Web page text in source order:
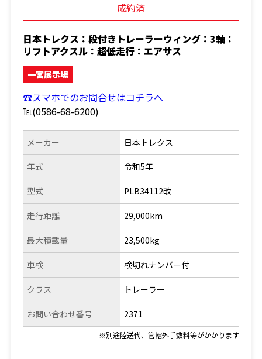
成約済
日本トレクス：段付きトレーラーウィング：3軸：
リフトアクスル：超低走行：エアサス
一宮展示場
☎スマホでのお問合せはコチラへ
℡(0586-68-6200)
メーカー
年式
型式
走行距離
日本トレクス
令和5年
PLB34112改
29,000km
最大積載量
車検
クラス
お問い合わせ番号
23,500kg
検切れナンバー付
トレーラー
2371
※別途陸送代、管轄外手数料等がかかります